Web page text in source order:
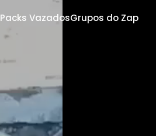
Packs VazadosGrupos do Zap